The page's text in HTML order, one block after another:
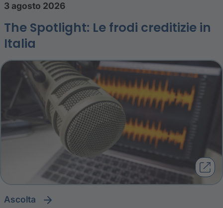
3 agosto 2026
The Spotlight: Le frodi creditizie in
Italia
ascolta